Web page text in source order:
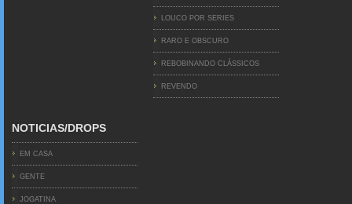
LOUCO POR SERIES
RARO E OBSCURO
REBOBINANDO CLÁSSICOS
REVENDO
NOTICIAS/DROPS
EM CASA
GENTE
JOGATINA